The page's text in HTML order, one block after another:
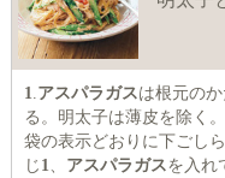
1 アスパラガスは根元の
る。明太子は薄皮を除く
袋の表示どおりに下ごし
じ 1 アスパラガスを入れ